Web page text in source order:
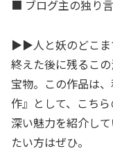
■ ブログ主の独り言
▶▶人と妖のどこま
終えた後に残るこ
宝物。この作品は
作』として、こちら
深い魅力を紹介し
たい方はぜひ。